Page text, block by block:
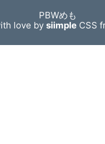
PBWめも
love bysiimple CSS